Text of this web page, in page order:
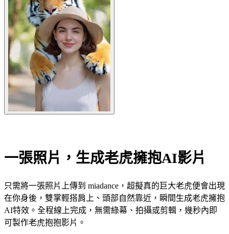
一張照片，生成老虎擁抱AI影片
只需將一張照片上傳到 miadance，超擬真的巨大老虎便會出現
在你身後，雙掌輕搭肩上、頭部自然靠近，瞬間生成老虎擁抱
AI特效。全程線上完成，無需綠幕、拍攝或剪輯，幾秒內即
可製作老虎抱抱影片。